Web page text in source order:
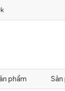
phẩm